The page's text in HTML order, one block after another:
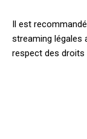
Il est
streaming légales
respect des